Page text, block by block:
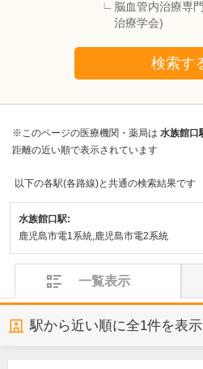
脳血管内治療専
治療学会)
検索す
※このページの医療機関・薬局は 水族館口
距離の近い順で表示されています
以下の各駅(各路線)と共通の検索結果です
水族館口駅:
鹿児島市電1系統,鹿児島市電2系統
一覧表示
駅から近い順に全1件を表示